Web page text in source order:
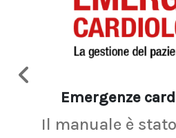
Emergenze
Il manuale è